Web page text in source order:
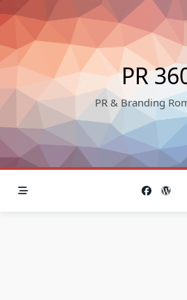
Skip
to
content
PR
PR & Branding